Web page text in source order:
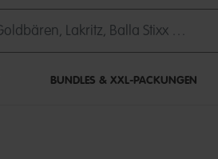
BUNDLES & XXL-PACKUNGEN